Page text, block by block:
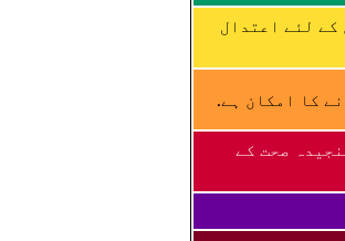
کے لئے اعتدال
کا امکان ہے.
صحت کے